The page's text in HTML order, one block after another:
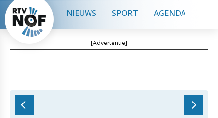
NIEUWS SPORT AGENDA
[Advertentie]